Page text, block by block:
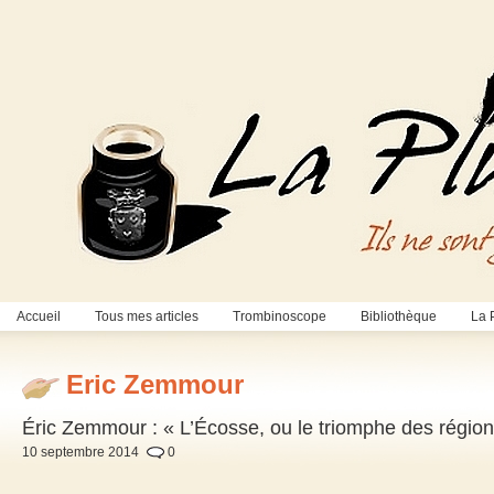
Accueil Tous mes articles Trombinoscope Bibliothèque La
Eric Zemmour
Éric Zemmour : « L’Écosse, ou le triomphe des
10 septembre 2014 0